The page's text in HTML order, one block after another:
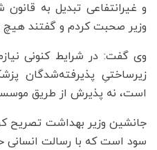
و غیرانتفاعی تبدیل به
وزیر صحبت کردم و گفتند هیچ
وی گفت: در شرایط کنونی
زیرساختیِ پذیرفته‌شدگان
است، نه پذیرش از طریق
جانشین وزیر بهداشت
سود است که با رسالت انسانی